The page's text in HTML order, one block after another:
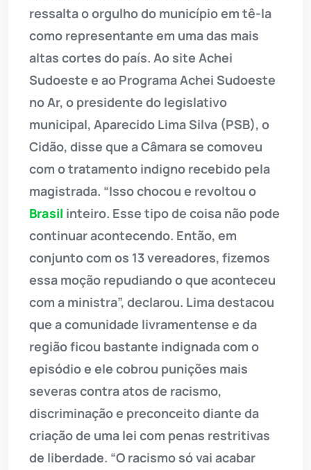
ressalta o orgulho do município em tê-la
como representante em uma das mais
altas cortes do país. Ao site Achei
Sudoeste e ao Programa Achei Sudoeste
no Ar, o presidente do legislativo
municipal, Aparecido Lima Silva (PSB), o
Cidão, disse que a Câmara se comoveu
com o tratamento indigno recebido pela
magistrada. “Isso chocou e revoltou o
Brasil inteiro. Esse tipo de coisa não pode
continuar acontecendo. Então, em
conjunto com os 13 vereadores, fizemos
essa moção repudiando o que aconteceu
com a ministra”, declarou. Lima destacou
que a comunidade livramentense e da
região ficou bastante indignada com o
episódio e ele cobrou punições mais
severas contra atos de racismo,
discriminação e preconceito diante da
criação de uma lei com penas restritivas
de liberdade. “O racismo só vai acabar